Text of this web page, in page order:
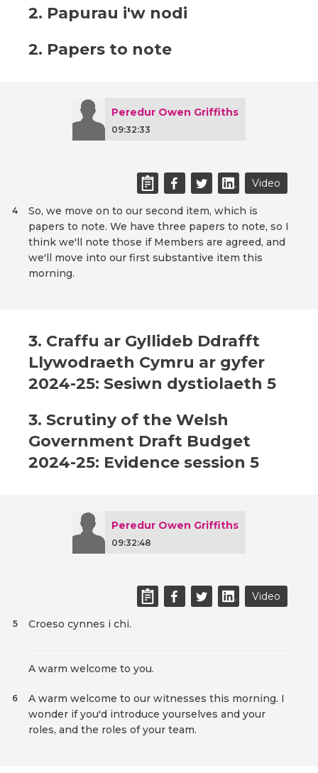
2. Papurau i'w nodi
2. Papers to note
Peredur Owen Griffiths
09:32:33
Video
So, we move on to our second item, which is
papers to note. We have three papers to note, so I
think we'll note those if Members are agreed, and
we'll move into our first substantive item this
morning.
4
3. Craffu ar Gyllideb Ddrafft
Llywodraeth Cymru ar gyfer
2024-25: Sesiwn dystiolaeth 5
3. Scrutiny of the Welsh
Government Draft Budget
2024-25: Evidence session 5
Peredur Owen Griffiths
09:32:48
Video
Croeso cynnes i chi.
5
A warm welcome to you.
A warm welcome to our witnesses this morning. I
wonder if you'd introduce yourselves and your
roles, and the roles of your team.
6